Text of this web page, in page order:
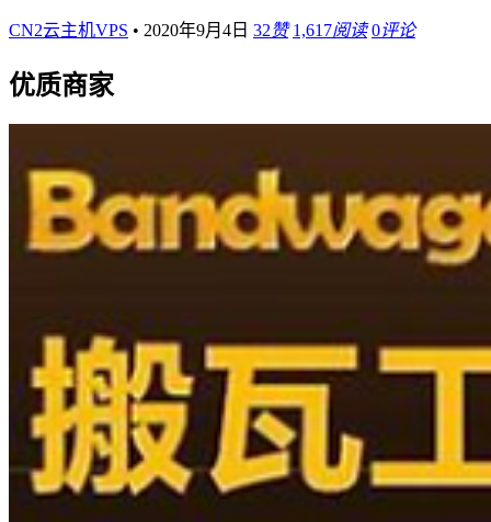
CN2云主机VPS • 2020年9月4日 32赞 1,617阅读 0评论
优质商家